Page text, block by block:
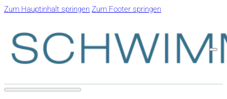
Zum Hauptinhalt springen Zum Footer springen